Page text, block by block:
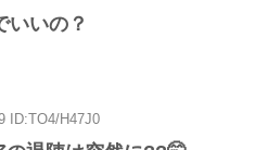
いいの？
ID:TO4/H47J0